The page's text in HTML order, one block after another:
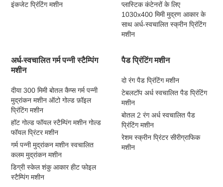
इंकजेट प्रिंटिंग मशीन
प्लास्टिक कंटेनरों के लिए
1030x400 मिमी मुद्रण आकार के
साथ अर्ध-स्वचालित स्क्रीन प्रिंटिंग
मशीन
अर्ध-स्वचालित गर्म पन्नी स्टैम्पिंग
मशीन
दीया 300 मिमी बोतल कैप्स गर्म पन्नी
मुद्रांकन मशीन ऑटो गोल्ड फ़ॉइल
प्रिंटिंग मशीन
हॉट गोल्ड फॉयल स्टैम्पिंग मशीन गोल्ड
फॉयल प्रिंटर मशीन
गर्म पन्नी मुद्रांकन मशीन स्वचालित
कलम मुद्रांकन मशीन
डिग्री स्केल शंकु आकार हीट फोइल
स्टैम्पिंग मशीन
पैड प्रिंटिंग मशीन
दो रंग पैड प्रिंटिंग मशीन
टेबलटॉप अर्ध स्वचालित पैड प्रिंटिंग
मशीन
बोतल 2 रंग अर्ध स्वचालित पैड
प्रिंटिंग मशीन
रेशम स्क्रीन प्रिंटर सीरीग्राफिक
मशीन